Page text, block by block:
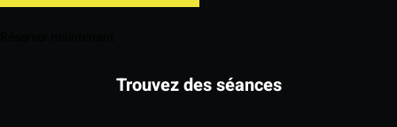
Trouvez des séances